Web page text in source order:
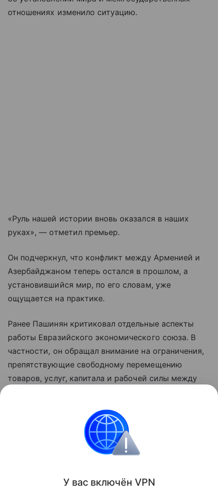
отношениях изменило ситуацию.
«Руль нашей истории вновь оказался в наших
руках», — отметил премьер.
Он подчеркнул, что конфликт между Арменией и
Азербайджаном теперь остался в прошлом, а
установившийся мир, по его словам, уже
ощущается на практике.
Ранее Пашинян критиковал отдельные аспекты
работы Евразийского экономического союза. В
частности, он обращал внимание на ограничения,
препятствующие свободному перемещению
товаров, услуг, капитала и рабочей силы между
для бизнеса и эффективность интеграции.
Армения Внешняя политика
Поделиться
У вас включён VPN